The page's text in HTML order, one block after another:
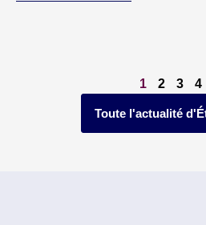
1 2 3 4
Toute l'actualité